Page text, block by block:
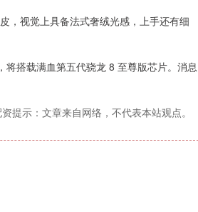
，视觉上具备法式奢绒光感，上手还有细
搭载满血第五代骁龙 8 至尊版芯片。消息
提示：文章来自网络，不代表本站观点。